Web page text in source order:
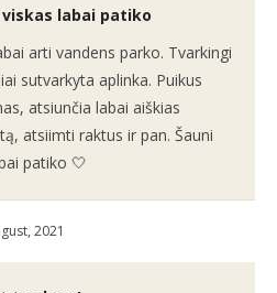
labai patiko
arti vandens parko. Tvarkingi
sutvarkyta aplinka. Puikus
atsiunčia labai aiškias
atsiimti raktus ir pan. Šauni
patiko 🤍
2021